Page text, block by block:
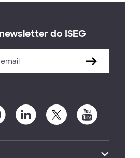
do ISEG